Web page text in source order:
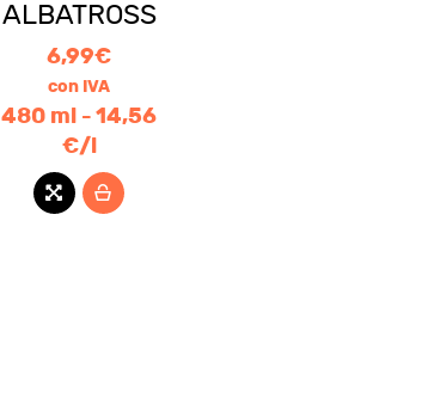
ALBATROSS
6,99€
con IVA
480 ml - 14,56
€/l